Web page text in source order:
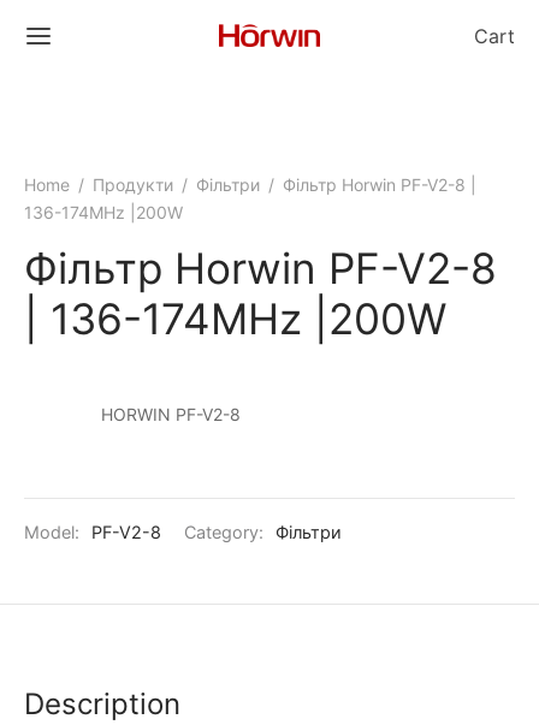
Cart
Home / Продукти / Фільтри / Фільтр Horwin PF-V2-8 |
136-174MHz |200W
Фільтр Horwin PF-V2-8
| 136-174MHz |200W
HORWIN PF-V2-8
Model: PF-V2-8 Category: Фільтри
Description